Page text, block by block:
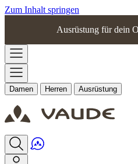
Zum Inhalt springen
Ausrüstung für dein
Damen Herren Ausrüstung